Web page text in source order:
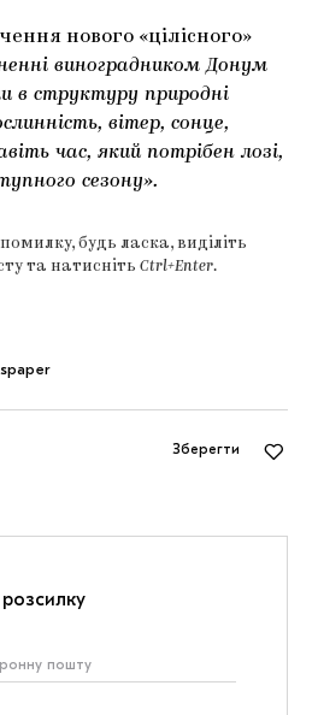
нового «цілісного»
виноградником Донум
в структуру природні
вітер, сонце,
час, який потрібен лозі,
сезону».
будь ласка, виділіть
та натисніть Ctrl+Enter.
Зберегти